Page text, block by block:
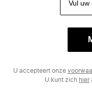
U accepteert onze
U kunt zich hier